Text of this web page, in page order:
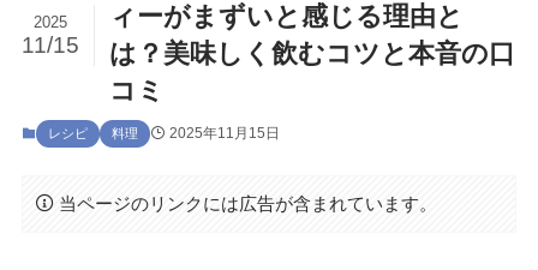
ィーがまずいと感じる理由と
は？美味しく飲むコツと本音の口
コミ
2025
11/15
レシピ 料理 2025年11月15日
当ページのリンクには広告が含まれています。